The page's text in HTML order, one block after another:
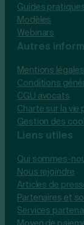
Guides
Modèles
Webinars
Autres
Mentions légales
Conditions
CGU avocats
Charte sur la vie
Gestion des
Liens utiles
Qui sommes-
Nous rejoindre
Articles de
Partenaires et
Services